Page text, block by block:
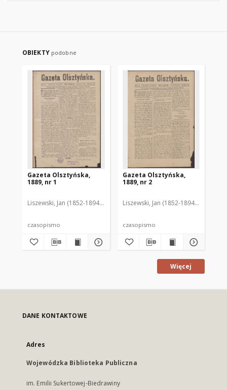
OBIEKTY podobne
Gazeta Olsztyńska,
1889, nr 1
Liszewski, Jan (1852-1894). Red.
czasopismo
Gazeta Olsztyńska,
1889, nr 2
Liszewski, Jan (1852-1894). Red.
czasopismo
Więcej
DANE KONTAKTOWE
Adres
Wojewódzka Biblioteka Publiczna
im. Emilii Sukertowej-Biedrawiny